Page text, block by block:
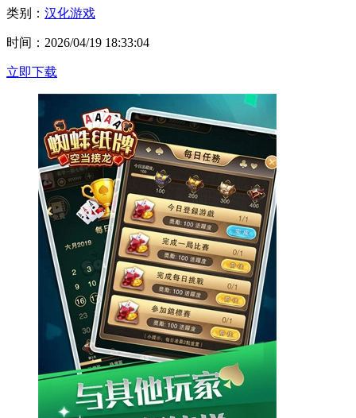
类别： 汉化游戏
时间：2026/04/19 18:33:04
立即下载